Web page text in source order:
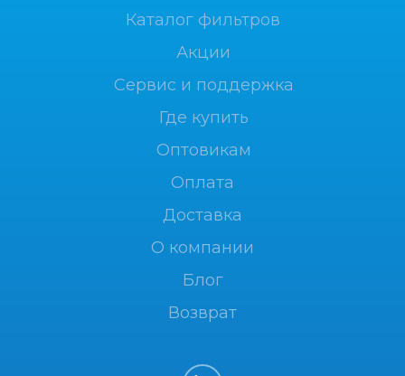
Каталог фильтров
Оплата
Доставка
О компании
Блог
Возврат
Акции
Сервис и поддержка
Где купить
Оптовикам